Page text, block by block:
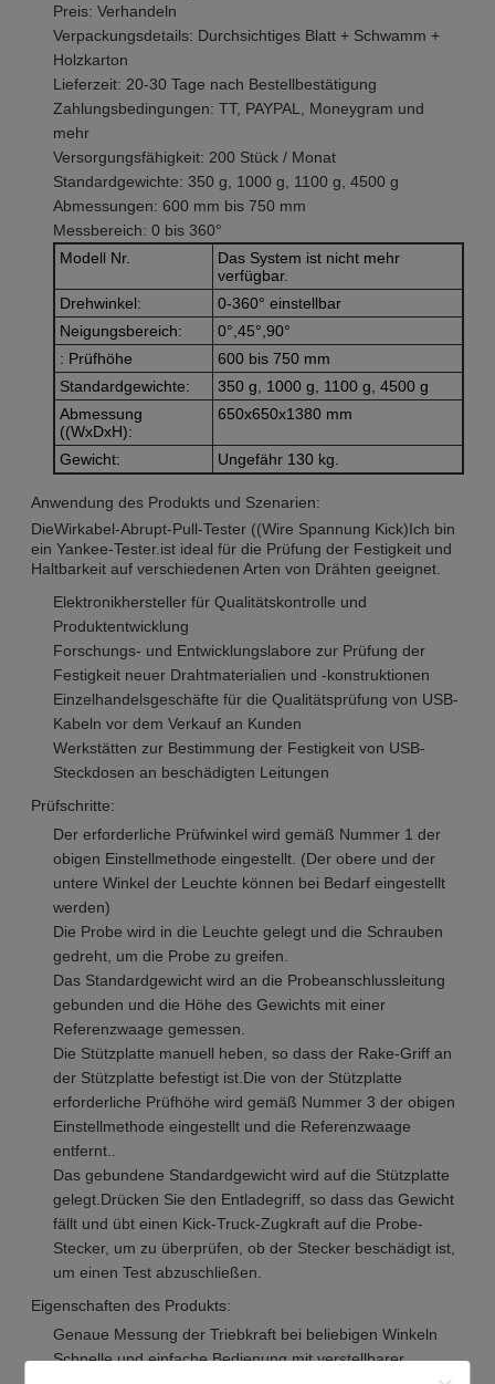
Preis: Verhandeln
Verpackungsdetails: Durchsichtiges Blatt + Schwamm +
Holzkarton
Lieferzeit: 20-30 Tage nach Bestellbestätigung
Zahlungsbedingungen: TT, PAYPAL, Moneygram und
mehr
Versorgungsfähigkeit: 200 Stück / Monat
Standardgewichte: 350 g, 1000 g, 1100 g, 4500 g
Abmessungen: 600 mm bis 750 mm
Messbereich: 0 bis 360°
Modell Nr.
Das System ist nicht mehr
verfügbar.
Drehwinkel:
0-360° einstellbar
Neigungsbereich:
0°,45°,90°
: Prüfhöhe
600 bis 750 mm
Standardgewichte:
350 g, 1000 g, 1100 g, 4500 g
Abmessung
((WxDxH):
650x650x1380 mm
Gewicht: Ungefähr 130 kg.
Anwendung des Produkts und Szenarien:
DieWirkabel-Abrupt-Pull-Tester ((Wire Spannung Kick)Ich bin
ein Yankee-Tester. ist ideal für die Prüfung der Festigkeit und
Haltbarkeit auf verschiedenen Arten von Drähten geeignet.
Elektronikhersteller für Qualitätskontrolle und
Produktentwicklung
Forschungs- und Entwicklungslabore zur Prüfung der
Festigkeit neuer Drahtmaterialien und -konstruktionen
Einzelhandelsgeschäfte für die Qualitätsprüfung von USB-
Kabeln vor dem Verkauf an Kunden
Werkstätten zur Bestimmung der Festigkeit von USB-
Steckdosen an beschädigten Leitungen
Prüfschritte:
Der erforderliche Prüfwinkel wird gemäß Nummer 1 der
obigen Einstellmethode eingestellt. (Der obere und der
untere Winkel der Leuchte können bei Bedarf eingestellt
werden)
Die Probe wird in die Leuchte gelegt und die Schrauben
gedreht, um die Probe zu greifen.
Das Standardgewicht wird an die Probeanschlussleitung
gebunden und die Höhe des Gewichts mit einer
Referenzwaage gemessen.
Die Stützplatte manuell heben, so dass der Rake-Griff an
der Stützplatte befestigt ist.Die von der Stützplatte
erforderliche Prüfhöhe wird gemäß Nummer 3 der obigen
Einstellmethode eingestellt und die Referenzwaage
entfernt..
Das gebundene Standardgewicht wird auf die Stützplatte
gelegt.Drücken Sie den Entladegriff, so dass das Gewicht
fällt und übt einen Kick-Truck-Zugkraft auf die Probe-
Stecker, um zu überprüfen, ob der Stecker beschädigt ist,
um einen Test abzuschließen.
Eigenschaften des Produkts:
Genaue Messung der Triebkraft bei beliebigen Winkeln
Schnelle und einfache Bedienung mit verstellbarer